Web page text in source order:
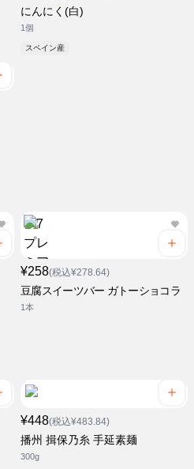
にんにく(白)
1個
スペイン産
¥258(税込¥278.64)
豆腐スイーツバー ガトーショコラ
1本
¥448(税込¥483.84)
播州 揖保乃糸 手延素麺
300g